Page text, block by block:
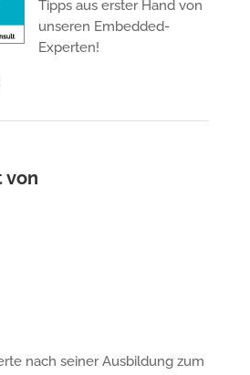
Tipps aus erster Hand von
unseren Embedded-
Experten!
von
nach seiner Ausbildung zum